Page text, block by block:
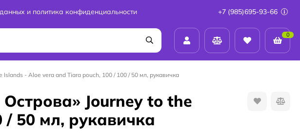
и политика конфиденциальности +7 (985)695-93-66
0
- Aloe vera and Tiara pouch, 100 / 100 / 50 мл, рукавичка
Journey to the
/ 50 мл, рукавичка